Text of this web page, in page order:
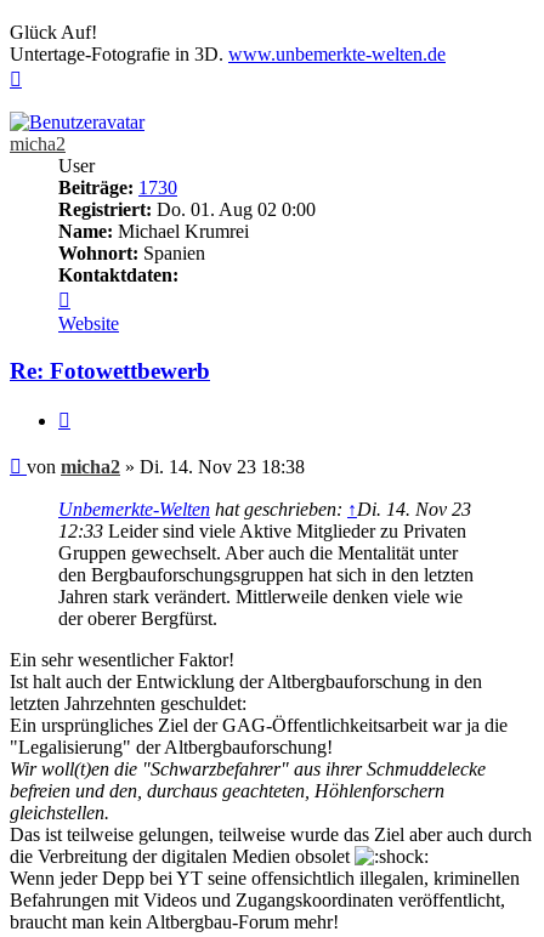
Glück Auf!
Untertage-Fotografie in 3D. www.unbemerkte-welten.de
micha2
User
Beiträge: 1730
Registriert: Do. 01. Aug 02 0:00
Name: Michael Krumrei
Wohnort: Spanien
Kontaktdaten:
von
micha2
Website
Re: Fotowettbewerb
Beitrag
von micha2 » Di. 14. Nov 23 18:38
Unbemerkte-Welten hat geschrieben: ↑Di. 14. Nov 23
12:33 Leider sind viele Aktive Mitglieder zu Privaten
Gruppen gewechselt. Aber auch die Mentalität unter
den Bergbauforschungsgruppen hat sich in den letzten
Jahren stark verändert. Mittlerweile denken viele wie
der oberer Bergfürst.
Ein sehr wesentlicher Faktor!
Ist halt auch der Entwicklung der Altbergbauforschung in den
letzten Jahrzehnten geschuldet:
Ein ursprüngliches Ziel der GAG-Öffentlichkeitsarbeit war ja die
"Legalisierung" der Altbergbauforschung!
Wir woll(t)en die "Schwarzbefahrer" aus ihrer Schmuddelecke
befreien und den, durchaus geachteten, Höhlenforschern
gleichstellen.
Das ist teilweise gelungen, teilweise wurde das Ziel aber auch durch
die Verbreitung der digitalen Medien obsolet
Wenn jeder Depp bei YT seine offensichtlich illegalen, kriminellen
Befahrungen mit Videos und Zugangskoordinaten veröffentlicht,
braucht man kein Altbergbau-Forum mehr!